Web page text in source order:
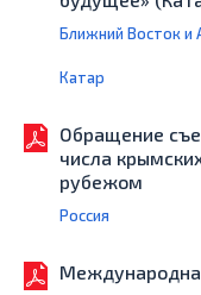
Ближний Восток и
Катар
Обращение
числа
рубежом
Россия